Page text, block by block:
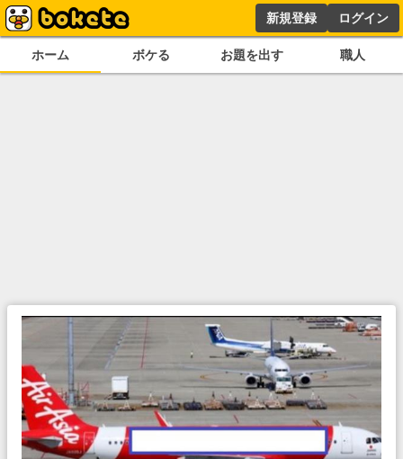
新規登録 ログイン
ホーム ボケる お題を出す 職人